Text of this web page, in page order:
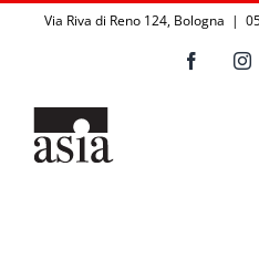
Via Riva di Reno 124, Bologna |
Facebook